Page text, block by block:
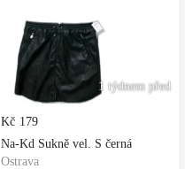
1 týdnem před
Kč 179
Na-Kd Sukně vel. S černá
Ostrava